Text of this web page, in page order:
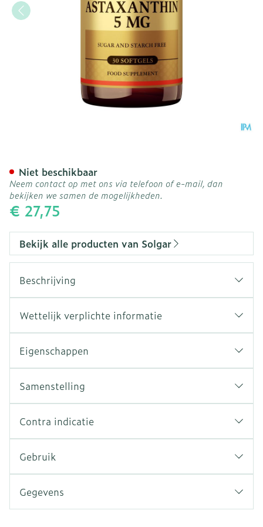
€ 27,75
Niet beschikbaar
Neem contact op met ons via telefoon of e-mail, dan
bekijken we samen de mogelijkheden.
Bekijk alle producten van Solgar
Beschrijving
Wettelijk verplichte informatie
Eigenschappen
Samenstelling
Contra indicatie
Gebruik
Gegevens